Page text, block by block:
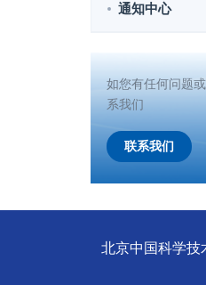
通知中心
如您有任何问题
系我们
联系我们
北京中国科学